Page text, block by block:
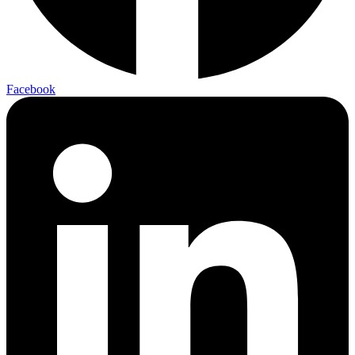
Facebook